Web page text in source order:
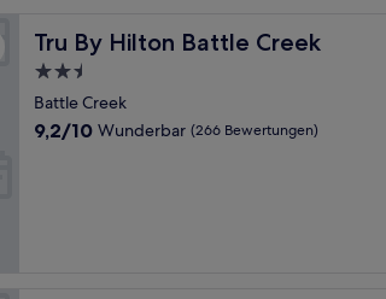
Tru By Hilton Battle Creek
Tru By Hilton Battle Creek
2.5-
Sterne-
Unterkunft
Battle Creek
9.2
9,2/10 Wunderbar (266 Bewertungen)